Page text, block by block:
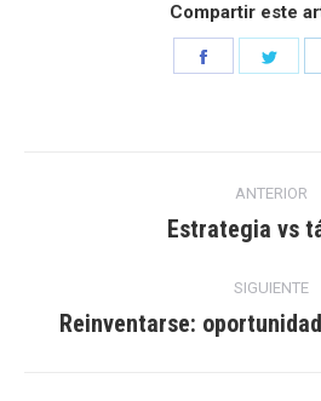
Compartir este
ANTERIOR
Estrategia vs
SIGUIENTE
Reinventarse: